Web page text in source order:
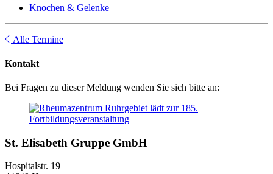
Knochen & Gelenke
Alle Termine
Kontakt
Bei Fragen zu dieser Meldung wenden Sie sich bitte an:
St. Elisabeth Gruppe GmbH
Hospitalstr. 19